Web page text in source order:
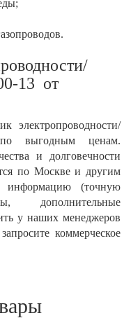
13 от
электропроводности/
по выгодным ценам.
и долговечности
по Москве и другим
информацию (точную
дополнительные
у наших менеджеров
коммерческое